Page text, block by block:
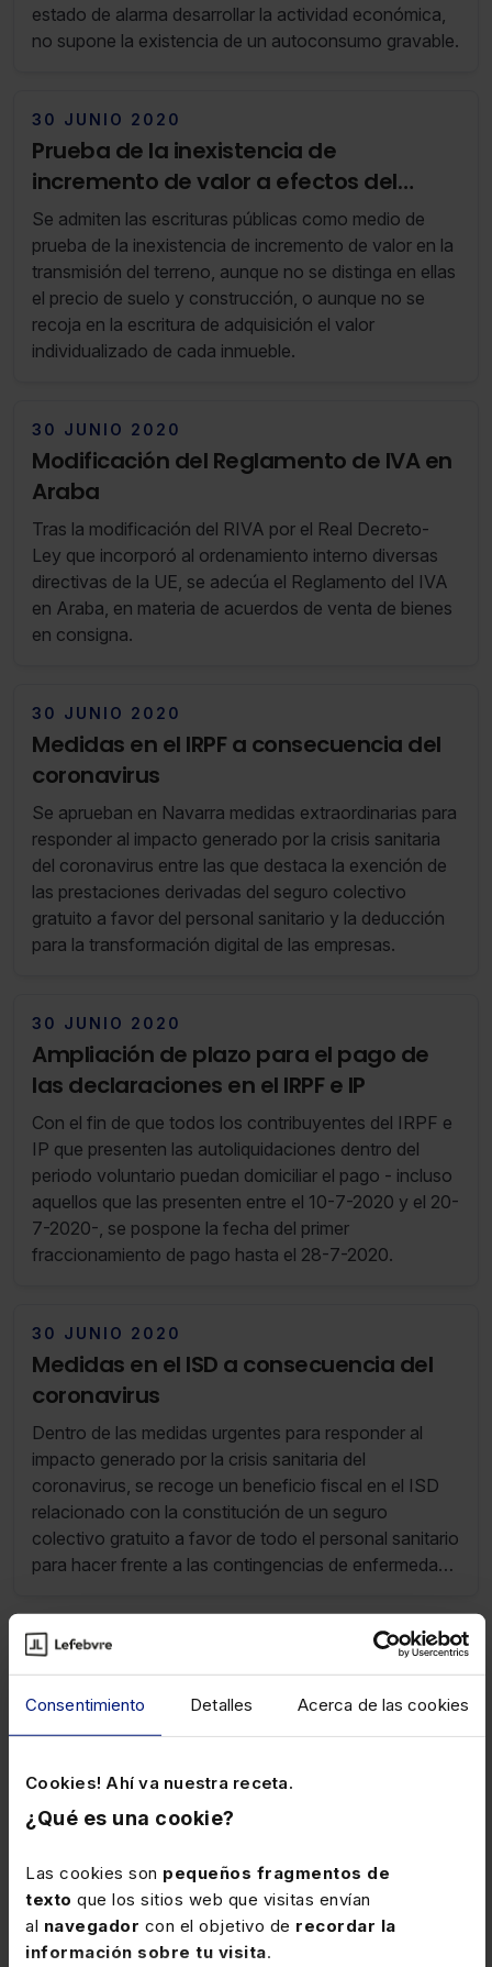
Consentimiento Detalles Acerca de las cookies
Cookies! Ahí va nuestra receta.
¿Qué es una cookie?
Las cookies son pequeños fragmentos de
texto que los sitios web que visitas envían
al navegador con el objetivo de recordar la
información sobre tu visita.
estado de alarma desarrollar la actividad económica,
no supone la existencia de un autoconsumo gravable.
30 JUNIO 2020
Prueba de la inexistencia de
incremento de valor a efectos del
IIVTNU
Se admiten las escrituras públicas como medio de
prueba de la inexistencia de incremento de valor en la
transmisión del terreno, aunque no se distinga en ellas
el precio de suelo y construcción, o aunque no se
recoja en la escritura de adquisición el valor
individualizado de cada inmueble.
30 JUNIO 2020
Modificación del Reglamento de IVA en
Araba
Tras la modificación del RIVA por el Real Decreto-
Ley que incorporó al ordenamiento interno diversas
directivas de la UE, se adecúa el Reglamento del IVA
en Araba, en materia de acuerdos de venta de bienes
en consigna.
30 JUNIO 2020
Medidas en el IRPF a consecuencia del
coronavirus
Se aprueban en Navarra medidas extraordinarias para
responder al impacto generado por la crisis sanitaria
del coronavirus entre las que destaca la exención de
las prestaciones derivadas del seguro colectivo
gratuito a favor del personal sanitario y la deducción
para la transformación digital de las empresas.
30 JUNIO 2020
Ampliación de plazo para el pago de
las declaraciones en el IRPF e IP
Con el fin de que todos los contribuyentes del IRPF e
IP que presenten las autoliquidaciones dentro del
periodo voluntario puedan domiciliar el pago - incluso
aquellos que las presenten entre el 10-7-2020 y el 20-
7-2020-, se pospone la fecha del primer
fraccionamiento de pago hasta el 28-7-2020.
30 JUNIO 2020
Medidas en el ISD a consecuencia del
coronavirus
Dentro de las medidas urgentes para responder al
impacto generado por la crisis sanitaria del
coronavirus, se recoge un beneficio fiscal en el ISD
relacionado con la constitución de un seguro
colectivo gratuito a favor de todo el personal sanitario
para hacer frente a las contingencias de enfermedad
30 JUNIO 2020
Suspensión de determinadas facturas
a consecuencia del coronavirus
Las comercializadoras de electricidad y gas natural y
licuados del petróleo por canalización quedan
eximidas de la liquidación de determinados impuestos,
suspendido en virtud de las medidas adoptadas ante
la evolución del COVID-19.
30 JUNIO 2020